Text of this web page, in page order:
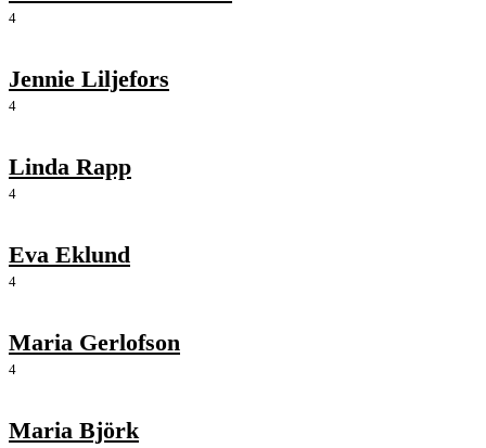
4
Jennie Liljefors
4
Linda Rapp
4
Eva Eklund
4
Maria Gerlofson
4
Maria Björk